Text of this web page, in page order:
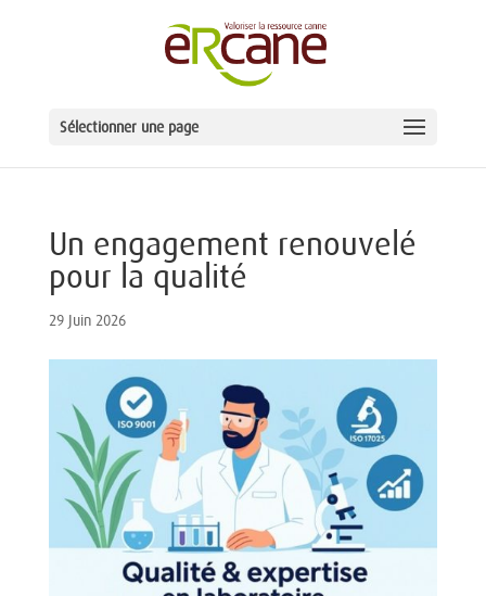
Sélectionner une page
Un engagement renouvelé
pour la qualité
29 Juin 2026